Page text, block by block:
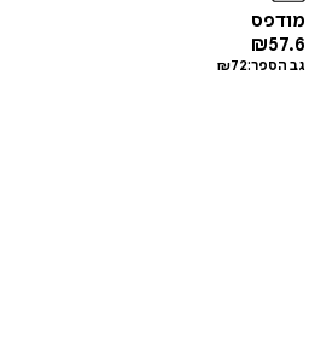
מודפס
₪57.6
גב הספר: ₪72